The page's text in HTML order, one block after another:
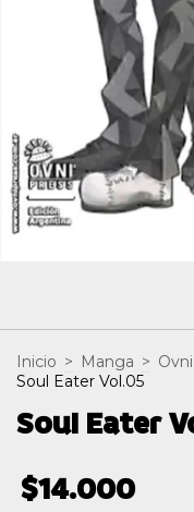
Inicio > Manga >
Soul Eater Vol.05
Soul Eater
$14.000